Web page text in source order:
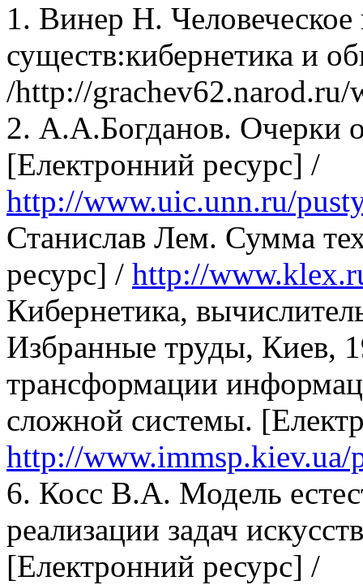
1. Винер Н. Человеческое
существ:кибернетика и
/http://grachev62.narod.ru/
2. А.А.Богданов. Очерки
[Електронний ресурс] /
http://www.uic.unn.ru/
Станислав Лем. Сумма
ресурс] / http://
Кибернетика,
Избранные труды, Киев,
трансформации
сложной системы.
http://www.immsp.kiev.ua/
6. Косс В.А. Модель
реализации задач
[Електронний ресурс] /